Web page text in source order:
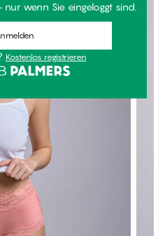
wenn Sie eingeloggt sind.
Kostenlos registrieren